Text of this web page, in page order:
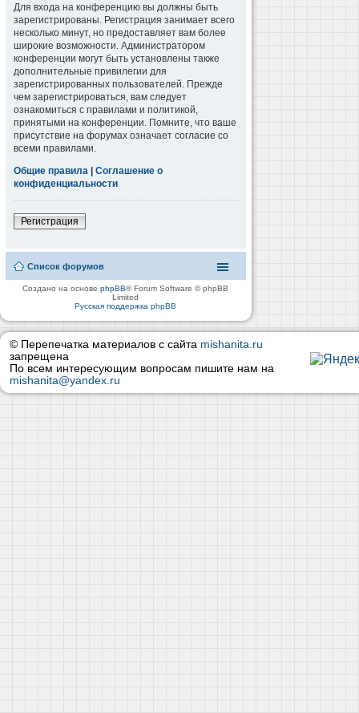
Для входа на конференцию вы должны быть
зарегистрированы. Регистрация занимает всего
несколько минут, но предоставляет вам более
широкие возможности. Администратором
конференции могут быть установлены также
дополнительные привилегии для
зарегистрированных пользователей. Прежде
чем зарегистрироваться, вам следует
ознакомиться с правилами и политикой,
принятыми на конференции. Помните, что ваше
присутствие на форумах означает согласие со
всеми правилами.
Общие правила | Соглашение о
конфиденциальности
Регистрация
Список форумов
Создано на основеphpBB® Forum Software © phpBB
Limited
Русская поддержка phpBB
© Перепечатка материалов с сайта mishanita.ru
запрещена
По всем интересующим вопросам пишите нам на
mishanita@yandex.ru